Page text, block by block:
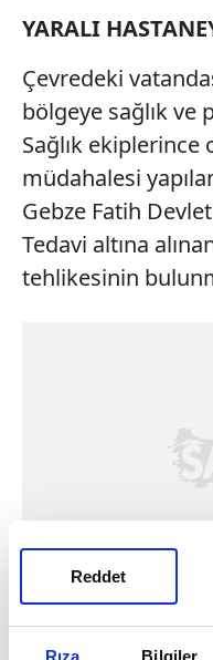
Rıza Bilgiler
Reddet
YARALI
Çevredeki
bölgeye sağlık ve
Sağlık ekiplerince
müdahalesi
Gebze Fatih
Tedavi altına
tehlikesinin